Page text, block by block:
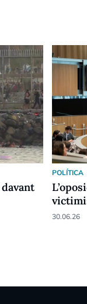
POLÍTICA
30.06.26